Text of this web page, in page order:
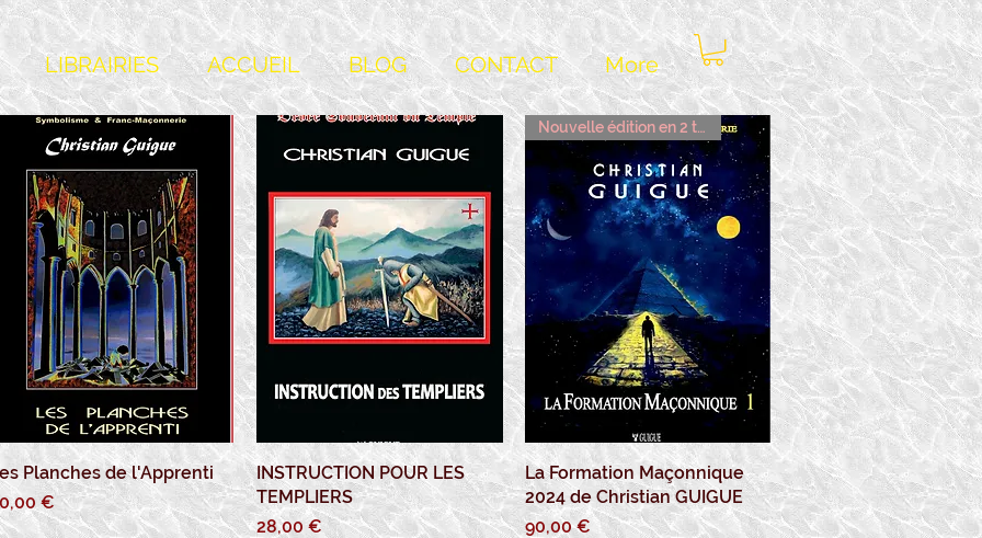
LIBRAIRIES ACCUEIL BLOG CONTACT More
Aperçu rapide
Planches de l'Apprenti
€
Aperçu rapide
INSTRUCTION POUR LES
TEMPLIERS
Prix
28,00 €
Aperçu rapide
Nouvelle édition en 2 tomes
La Formation Maçonnique
2024 de Christian GUIGUE
Prix
90,00 €